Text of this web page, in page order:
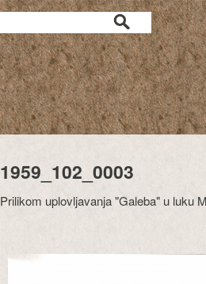
1959_102_0003
Prilikom uplovljavanja "Galeba" u luku